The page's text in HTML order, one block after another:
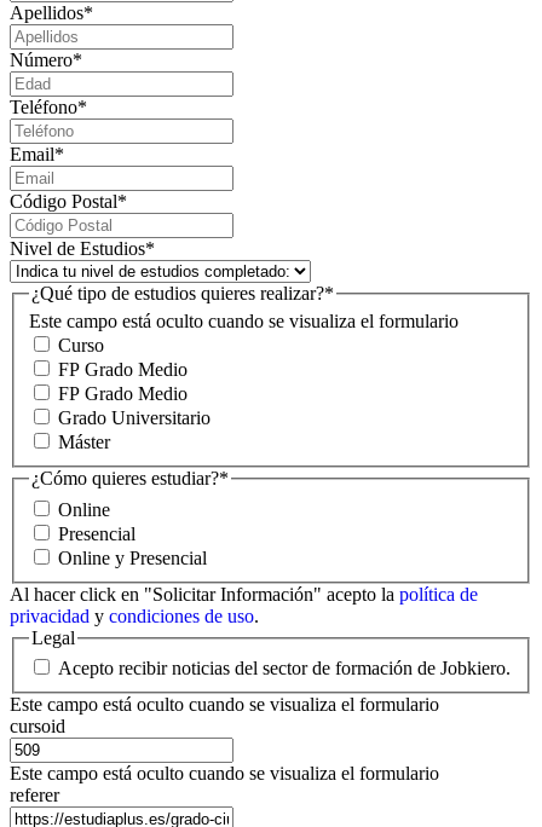
Apellidos*
Número*
Teléfono*
Email*
Código Postal*
Nivel de Estudios*
Este campo está oculto cuando se visualiza el formulario
¿Qué tipo de estudios quieres realizar?*
Curso
FP Grado Medio
FP Grado Medio
Grado Universitario
Máster
¿Cómo quieres estudiar?*
Online
Presencial
Online y Presencial
Al hacer click en "Solicitar Información" acepto la política de
privacidad y condiciones de uso.
Legal
Acepto recibir noticias del sector de formación de Jobkiero.
Este campo está oculto cuando se visualiza el formulario
cursoid
Este campo está oculto cuando se visualiza el formulario
referer